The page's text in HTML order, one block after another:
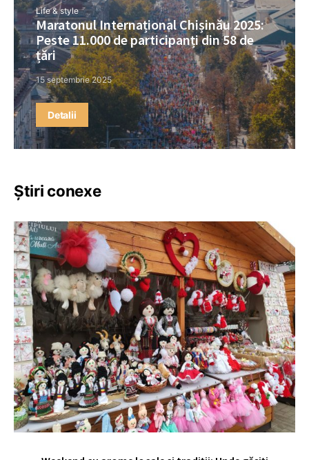
Life & style
Maratonul Internațional Chișinău 2025:
Peste 11.000 de participanți din 58 de
țări
15 septembrie 2025
Detalii
Știri conexe